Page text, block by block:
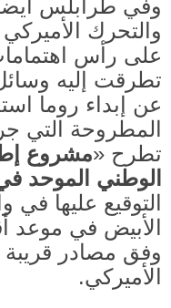
وفي طرابلس
والتحرك
على رأس
تطرقت إليه
عن إبداء روما
المطروحة التي
تطرح «مشروع
الوطني الموحد في
التوقيع عليها
الأبيض في موعد
وفق مصادر
الأميركي.